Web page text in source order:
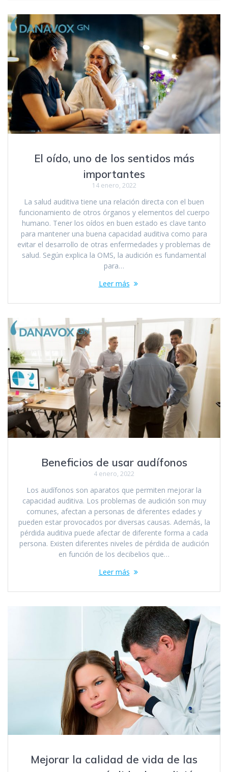
El oído, uno de los sentidos más
importantes
14 enero, 2022
La salud auditiva tiene una relación directa con el buen
funcionamiento de otros órganos y elementos del cuerpo
humano. Tener los oídos en buen estado es clave tanto
para mantener una buena capacidad auditiva como para
evitar el desarrollo de otras enfermedades y problemas de
salud. Según explica la OMS, la audición es fundamental
para…
Leer más
Beneficios de usar audífonos
4 enero, 2022
Los audífonos son aparatos que permiten mejorar la
capacidad auditiva. Los problemas de audición son muy
comunes, afectan a personas de diferentes edades y
pueden estar provocados por diversas causas. Además, la
pérdida auditiva puede afectar de diferente forma a cada
persona. Existen diferentes niveles de pérdida de audición
en función de los decibelios que…
Leer más
Mejorar la calidad de vida de las